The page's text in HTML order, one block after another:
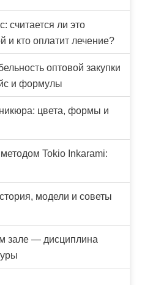
считается ли это
и кто оплатит лечение?
оптовой закупки
и формулы
цвета, формы и
Tokio Inkarami:
модели и советы
зале — дисциплина